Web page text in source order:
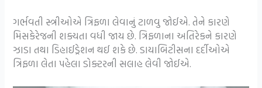
ગર્ભવતી સ્ત્રીઓએ ત્રિફળા લેવાનું ટાળવુ જોઈએ. તેને કારણે
મિસકેરેજની શક્યતા વધી જાય છે. ત્રિફળાના અતિરેકને કારણે
ઝાડા તથા ડિહાઈડ્રેશન થઈ શકે છે. ડાયાબિટીસના દર્દીઓએ
ત્રિફળા લેતા પહેલા ડોક્ટરની સલાહ લેવી જોઈએ.